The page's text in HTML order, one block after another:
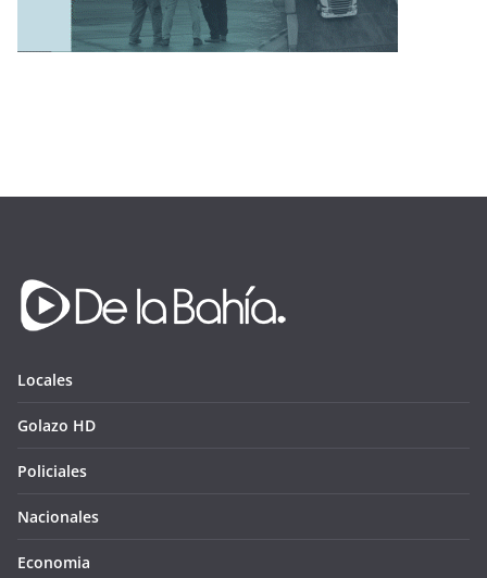
Locales
Golazo HD
Policiales
Nacionales
Economia